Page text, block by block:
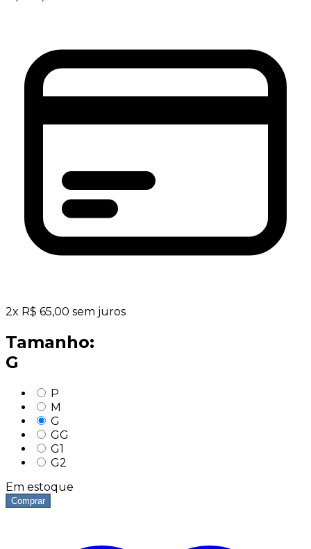
2x R$ 65,00 sem juros
Tamanho:
G
P
M
G
GG
G1
G2
Em estoque
Comprar